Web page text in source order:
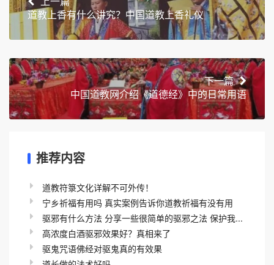
道教上香有什么讲究？中国道教上香礼仪
下一篇
中国道教网介绍《道德经》中的日常用语
推荐内容
道教符箓文化详解不可外传！
宁乡祈福有用吗 真实案例告诉你道教祈福有没有用
驱邪有什么方法 分享一些很简单的驱邪之法 保护我...
高浓度白酒驱邪效果好？真相来了
驱鬼咒语佛经对驱鬼真的有效果